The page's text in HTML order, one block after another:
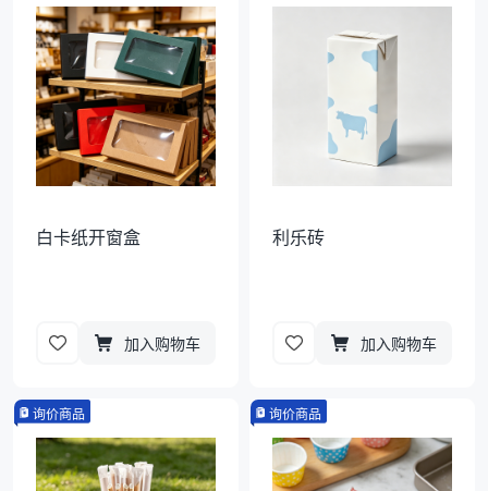
白卡纸开窗盒
加入购物车
利乐砖
加入购物车
询价商品 询价商品